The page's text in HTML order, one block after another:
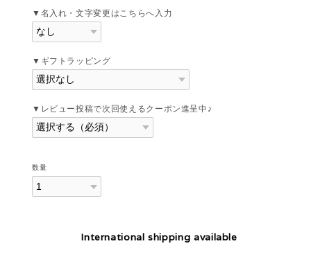
▼名入れ・文字変更はこちらへ入力
▼ギフトラッピング
▼レビュー投稿で次回使えるクーポン進呈中♪
数量
International shipping available